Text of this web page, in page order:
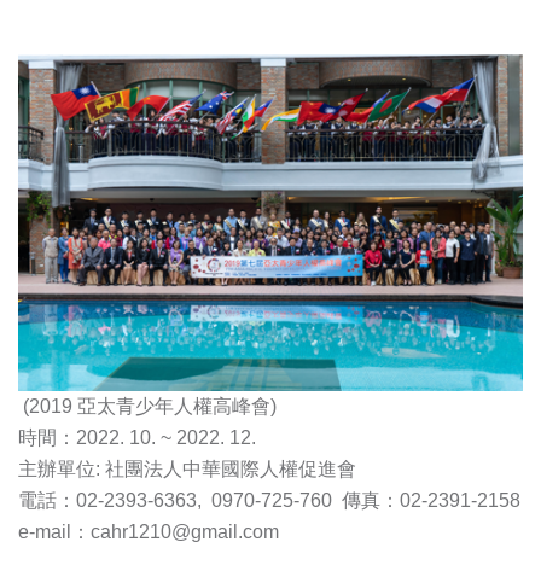
(2019 亞太青少年人權高峰會)
時間：2022. 10. ~ 2022. 12.
主辦單位: 社團法人中華國際人權促進會
電話：02-2393-6363, 0970-725-760 傳真：02-2391-2158
e-mail： cahr1210@gmail.com